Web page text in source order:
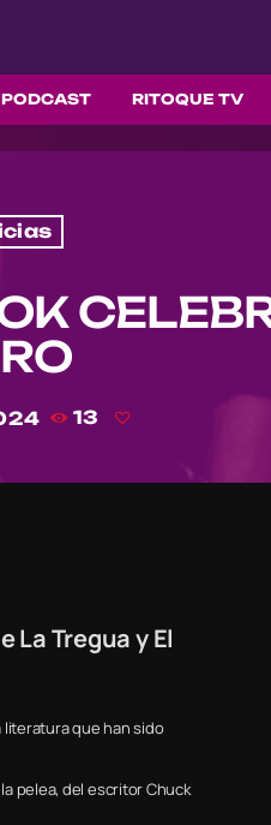
PODCAST RITOQUE TV
13
Tregua y El
literatura que han sido
pelea, del escritor Chuck